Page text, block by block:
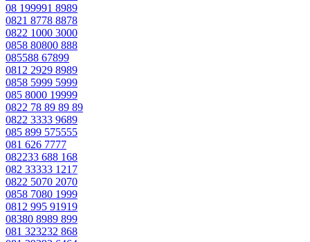
08 199991 8989
0821 8778 8878
0822 1000 3000
0858 80800 888
085588 67899
0812 2929 8989
0858 5999 5999
085 8000 19999
0822 78 89 89 89
0822 3333 9689
085 899 575555
081 626 7777
082233 688 168
082 33333 1217
0822 5070 2070
0858 7080 1999
0812 995 91919
08380 8989 899
081 323232 868